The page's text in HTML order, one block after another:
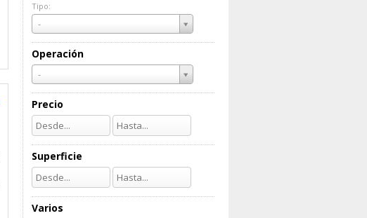
Tipo:
-
Tipo:
Operación
-
Precio
Superficie
Varios